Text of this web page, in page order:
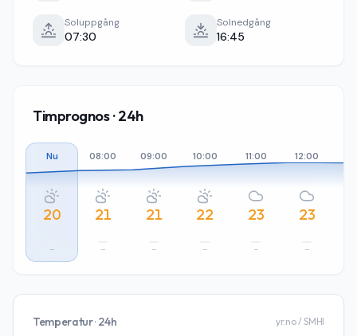
Soluppgång
07:30
Solnedgång
16:45
Timprognos · 24h
Nu
20
–
08:00
21
–
09:00
21
–
10:00
22
–
11:00
23
–
12:00
23
–
Temperatur · 24h yr.no / SMHI